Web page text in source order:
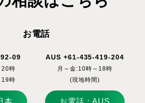
お電話
09
20時
19時
本
AUS +61-435-419-204
月～金:10時～18時
(現地時間)
お電話：AUS